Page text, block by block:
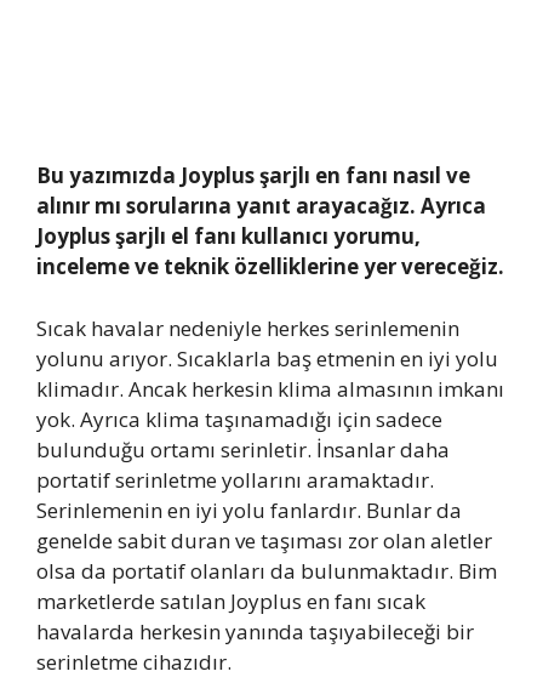
Bu yazımızda Joyplus şarjlı en fanı nasıl ve
alınır mı sorularına yanıt arayacağız. Ayrıca
Joyplus şarjlı el fanı kullanıcı yorumu,
inceleme ve teknik özelliklerine yer vereceğiz.
Sıcak havalar nedeniyle herkes serinlemenin
yolunu arıyor. Sıcaklarla baş etmenin en iyi yolu
klimadır. Ancak herkesin klima almasının imkanı
yok. Ayrıca klima taşınamadığı için sadece
bulunduğu ortamı serinletir. İnsanlar daha
portatif serinletme yollarını aramaktadır.
Serinlemenin en iyi yolu fanlardır. Bunlar da
genelde sabit duran ve taşıması zor olan aletler
olsa da portatif olanları da bulunmaktadır. Bim
marketlerde satılan Joyplus en fanı sıcak
havalarda herkesin yanında taşıyabileceği bir
serinletme cihazıdır.